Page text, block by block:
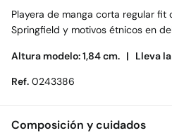
Playera de manga corta regular
Springfield y motivos étnicos en
Altura modelo: 1,84 cm. | Lleva
Ref. 0243386
Composición y cuidados